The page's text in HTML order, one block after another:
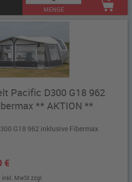
MENGE
Pacific D300 G18 962
** AKTION **
G18 962 inklusive Fibermax
€
inkl. MwSt zzgl.